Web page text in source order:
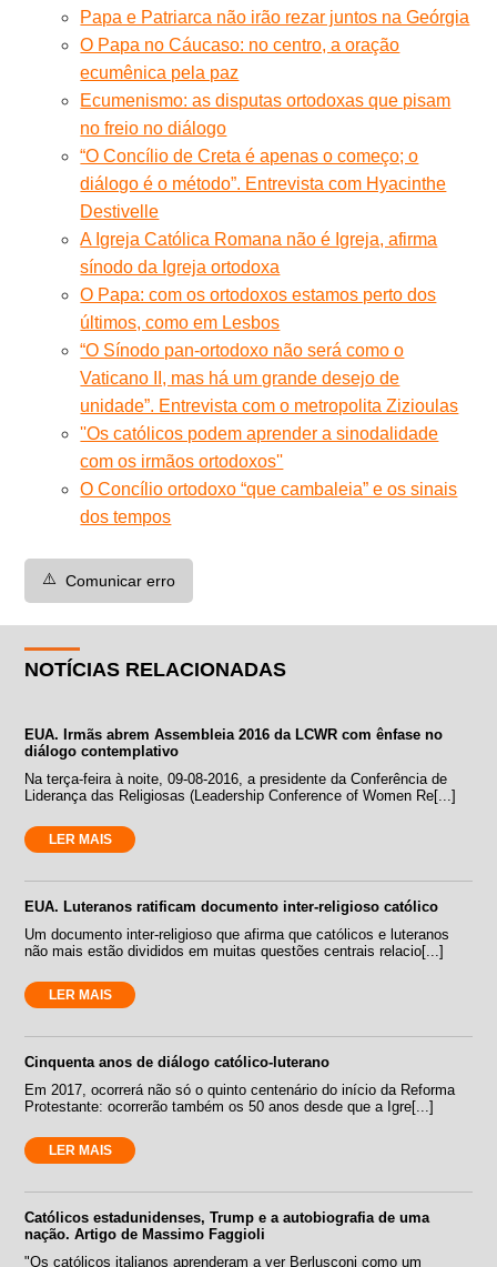
Papa e Patriarca não irão rezar juntos na Geórgia
O Papa no Cáucaso: no centro, a oração
ecumênica pela paz
Ecumenismo: as disputas ortodoxas que pisam
no freio no diálogo
“O Concílio de Creta é apenas o começo; o
diálogo é o método”. Entrevista com Hyacinthe
Destivelle
A Igreja Católica Romana não é Igreja, afirma
sínodo da Igreja ortodoxa
O Papa: com os ortodoxos estamos perto dos
últimos, como em Lesbos
“O Sínodo pan-ortodoxo não será como o
Vaticano II, mas há um grande desejo de
unidade”. Entrevista com o metropolita Zizioulas
''Os católicos podem aprender a sinodalidade
com os irmãos ortodoxos''
O Concílio ortodoxo “que cambaleia” e os sinais
dos tempos
⚠️ Comunicar erro
NOTÍCIAS RELACIONADAS
EUA. Irmãs abrem Assembleia 2016 da LCWR com ênfase no
diálogo contemplativo
Na terça-feira à noite, 09-08-2016, a presidente da Conferência de
Liderança das Religiosas (Leadership Conference of Women Re[...]
LER MAIS
EUA. Luteranos ratificam documento inter-religioso católico
Um documento inter-religioso que afirma que católicos e luteranos
não mais estão divididos em muitas questões centrais relacio[...]
LER MAIS
Cinquenta anos de diálogo católico-luterano
Em 2017, ocorrerá não só o quinto centenário do início da Reforma
Protestante: ocorrerão também os 50 anos desde que a Igre[...]
LER MAIS
Católicos estadunidenses, Trump e a autobiografia de uma
nação. Artigo de Massimo Faggioli
"Os católicos italianos aprenderam a ver Berlusconi como um